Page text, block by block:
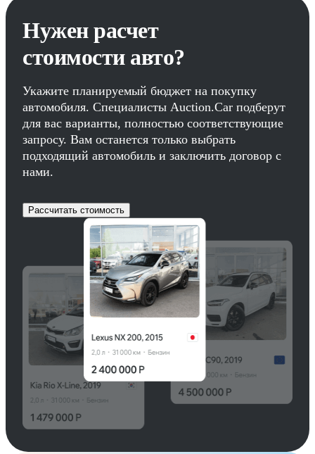
Нужен расчет
стоимости авто?
Укажите планируемый бюджет на покупку
автомобиля. Специалисты Auction.Car подберут
для вас варианты, полностью соответствующие
запросу. Вам останется только выбрать
подходящий автомобиль и заключить договор с
нами.
Рассчитать стоимость